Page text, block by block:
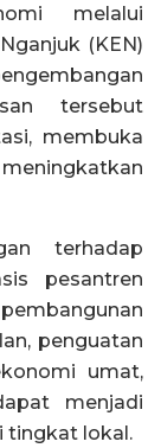
melalui
(KEN)
tersebut
membuka
terhadap
pesantren
penguatan
umat,
menjadi
tingkat lokal.